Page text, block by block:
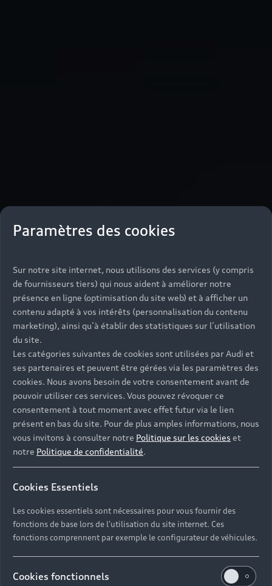
Paramètres des cookies
Sur notre site internet, nous utilisons des services (y compris
de fournisseurs tiers) qui nous aident à améliorer notre
présence en ligne (optimisation du site web) et à afficher un
contenu adapté à vos intérêts (personnalisation du contenu
marketing), ainsi qu’à établir des statistiques sur l’utilisation
du site.
Les catégories suivantes de cookies sont utilisées par Audi et
ses partenaires et peuvent être gérées via les paramètres des
cookies. Nous avons besoin de votre consentement avant de
pouvoir utiliser ces services. Vous pouvez révoquer ce
consentement à tout moment avec effet futur via le lien
présent en bas du site. Pour de plus amples informations, nous
vous invitons à consulter notre Politique sur les cookies et
notre Politique de confidentialité.
Cookies Essentiels
Les cookies essentiels sont nécessaires pour vous fournir des
fonctions de base lors de l'utilisation du site internet. Ces
fonctions comprennent par exemple le configurateur de véhicules.
Cookies fonctionnels